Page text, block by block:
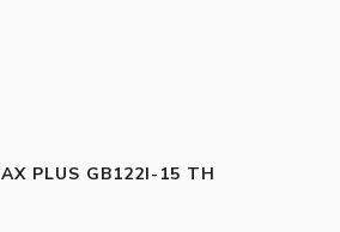
PLUS GB122I-15 TH